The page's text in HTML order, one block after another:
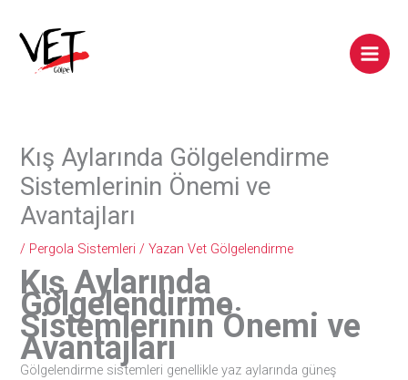
atla
Main
Kış Aylarında Gölgelendirme
Sistemlerinin Önemi ve
Avantajları
/ Pergola Sistemleri / Yazan Vet Gölgelendirme
Kış Aylarında
Gölgelendirme
Sistemlerinin Önemi ve
Avantajları
Gölgelendirme sistemleri genellikle yaz aylarında güneş